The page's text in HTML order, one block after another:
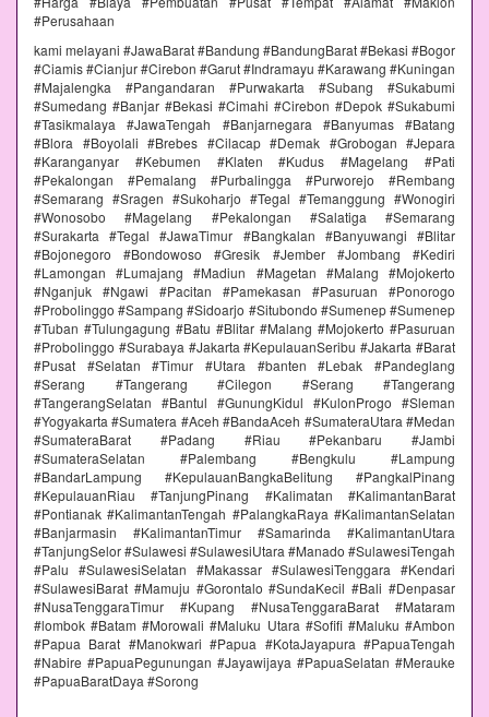
#Perusahaan
kami melayani #JawaBarat #Bandung #BandungBarat #Bekasi #Bogor
#Ciamis #Cianjur #Cirebon #Garut #Indramayu #Karawang #Kuningan
#Majalengka #Pangandaran #Purwakarta #Subang #Sukabumi
#Sumedang #Banjar #Bekasi #Cimahi #Cirebon #Depok #Sukabumi
#Tasikmalaya #JawaTengah #Banjarnegara #Banyumas #Batang
#Blora #Boyolali #Brebes #Cilacap #Demak #Grobogan #Jepara
#Karanganyar #Kebumen #Klaten #Kudus #Magelang #Pati
#Pekalongan #Pemalang #Purbalingga #Purworejo #Rembang
#Semarang #Sragen #Sukoharjo #Tegal #Temanggung #Wonogiri
#Wonosobo #Magelang #Pekalongan #Salatiga #Semarang
#Surakarta #Tegal #JawaTimur #Bangkalan #Banyuwangi #Blitar
#Bojonegoro #Bondowoso #Gresik #Jember #Jombang #Kediri
#Lamongan #Lumajang #Madiun #Magetan #Malang #Mojokerto
#Nganjuk #Ngawi #Pacitan #Pamekasan #Pasuruan #Ponorogo
#Probolinggo #Sampang #Sidoarjo #Situbondo #Sumenep #Sumenep
#Tuban #Tulungagung #Batu #Blitar #Malang #Mojokerto #Pasuruan
#Probolinggo #Surabaya #Jakarta #KepulauanSeribu #Jakarta #Barat
#Pusat #Selatan #Timur #Utara #banten #Lebak #Pandeglang
#Serang #Tangerang #Cilegon #Serang #Tangerang
#TangerangSelatan #Bantul #GunungKidul #KulonProgo #Sleman
#Yogyakarta #Sumatera #Aceh #BandaAceh #SumateraUtara #Medan
#SumateraBarat #Padang #Riau #Pekanbaru #Jambi
#SumateraSelatan #Palembang #Bengkulu #Lampung
#BandarLampung #KepulauanBangkaBelitung #PangkalPinang
#KepulauanRiau #TanjungPinang #Kalimatan #KalimantanBarat
#Pontianak #KalimantanTengah #PalangkaRaya #KalimantanSelatan
#Banjarmasin #KalimantanTimur #Samarinda #KalimantanUtara
#TanjungSelor #Sulawesi #SulawesiUtara #Manado #SulawesiTengah
#Palu #SulawesiSelatan #Makassar #SulawesiTenggara #Kendari
#SulawesiBarat #Mamuju #Gorontalo #SundaKecil #Bali #Denpasar
#NusaTenggaraTimur #Kupang #NusaTenggaraBarat #Mataram
#lombok #Batam #Morowali #Maluku Utara #Sofifi #Maluku #Ambon
#Papua Barat #Manokwari #Papua #KotaJayapura #PapuaTengah
#Nabire #PapuaPegunungan #Jayawijaya #PapuaSelatan #Merauke
#PapuaBaratDaya #Sorong